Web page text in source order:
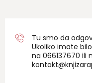
Tu smo da
Ukoliko imate
na 066137670 ili